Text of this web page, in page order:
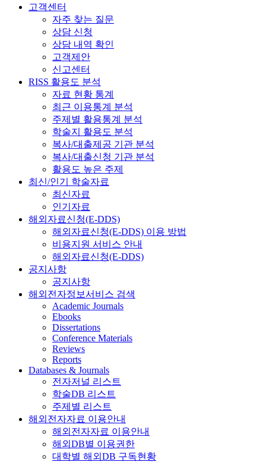
고객센터
자주 찾는 질문
상담 신청
상담 내역 확인
고객제안
신고센터
RISS 활용도 분석
자료 현황 통계
최근 이용통계 분석
주제별 활용통계 분석
학술지 활용도 분석
복사/대출제공 기관 분석
복사/대출신청 기관 분석
활용도 높은 주제
최신/인기 학술자료
최신자료
인기자료
해외자료신청(E-DDS)
해외자료신청(E-DDS) 이용 방법
비용지원 서비스 안내
해외자료신청(E-DDS)
공지사항
공지사항
해외전자정보서비스 검색
Academic Journals
Ebooks
Dissertations
Conference Materials
Reviews
Reports
Databases & Journals
전자저널 리스트
학술DB 리스트
주제별 리스트
해외전자자료 이용안내
해외전자자료 이용안내
해외DB별 이용권한
대학별 해외DB 구독현황